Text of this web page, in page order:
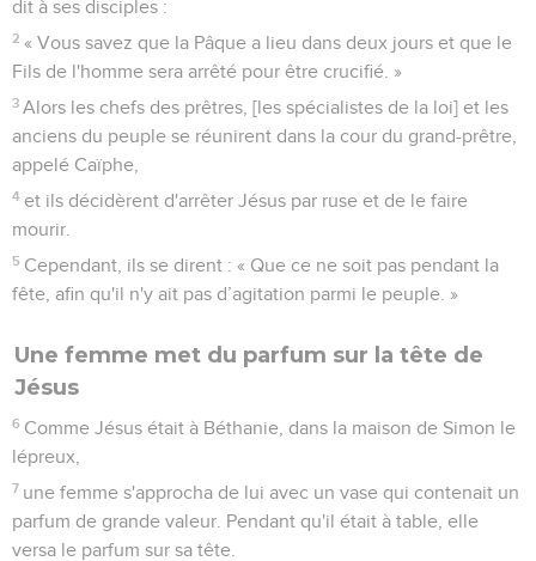
dit à ses disciples :
2 « Vous savez que la Pâque a lieu dans deux jours et que le
Fils de l'homme sera arrêté pour être crucifié. »
3 Alors les chefs des prêtres, [les spécialistes de la loi] et les
anciens du peuple se réunirent dans la cour du grand-prêtre,
appelé Caïphe,
4 et ils décidèrent d'arrêter Jésus par ruse et de le faire
mourir.
5 Cependant, ils se dirent : « Que ce ne soit pas pendant la
fête, afin qu'il n'y ait pas d’agitation parmi le peuple. »
Une femme met du parfum sur la tête de
Jésus
6 Comme Jésus était à Béthanie, dans la maison de Simon le
lépreux,
7 une femme s'approcha de lui avec un vase qui contenait un
parfum de grande valeur. Pendant qu'il était à table, elle
versa le parfum sur sa tête.